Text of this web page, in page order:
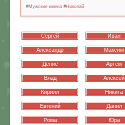
#Мужские имена #Николай
Сергей Иван
Александр Максим
Денис Артем
Влад Алексей
Кирилл Никита
Евгений Данил
Рома Юра